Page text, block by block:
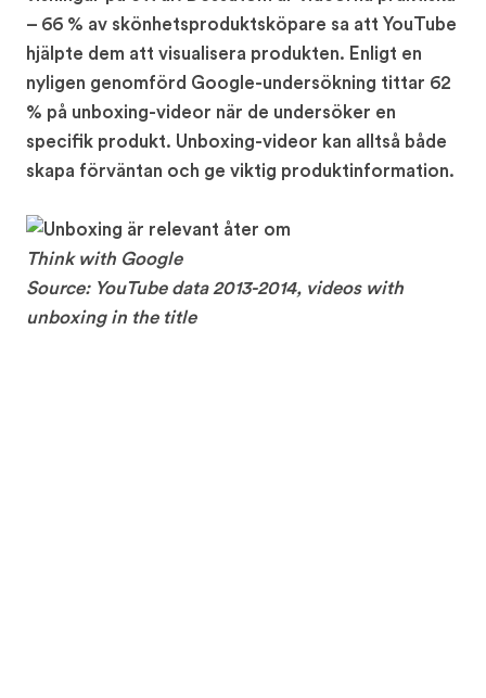
– 66 % av skönhetsproduktsköpare sa att YouTube
hjälpte dem att visualisera produkten. Enligt en
nyligen genomförd Google-undersökning tittar 62
% på unboxing-videor när de undersöker en
specifik produkt. Unboxing-videor kan alltså både
skapa förväntan och ge viktig produktinformation.
Think with Google
Source: YouTube data 2013-2014, videos with
unboxing in the title